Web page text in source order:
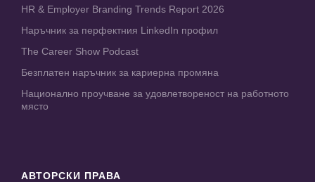
HR & Employer Branding Trends Report 2026
Наръчник за перфектния LinkedIn профил
The Career Show Podcast
Безплатен наръчник за кариерна промяна
Национално проучване за удовлетвореност на работното
място
АВТОРСКИ ПРАВА